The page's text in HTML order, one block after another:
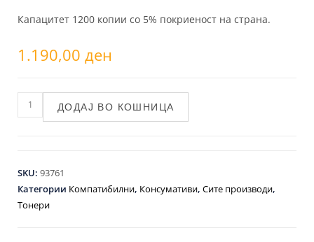
Капацитет 1200 копии со 5% покриеност на страна.
1.190,00 ден
ДОДАЈ ВО КОШНИЦА
SKU: 93761
Категории Компатибилни, Консумативи, Сите производи,
Тонери